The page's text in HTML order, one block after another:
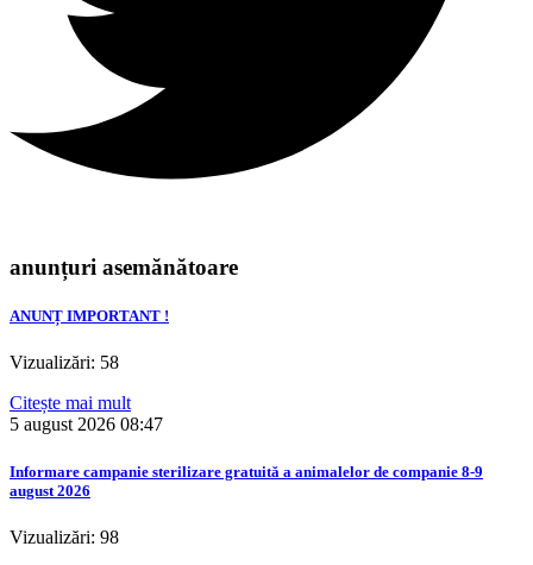
anunțuri asemănătoare
ANUNȚ IMPORTANT !
Vizualizări: 58
Citește mai mult
5 august 2026 08:47
Informare campanie sterilizare gratuită a animalelor de companie 8-9
august 2026
Vizualizări: 98